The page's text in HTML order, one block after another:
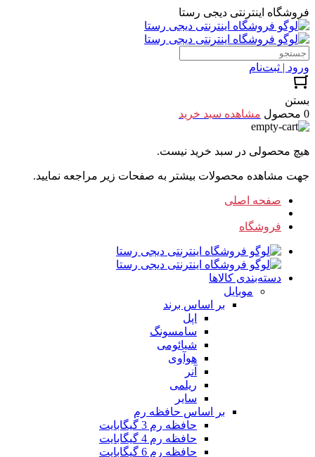
فروشگاه اینترنتی دیجی رستا
ورود | ثبت‌نام
بستن
0 محصول
مشاهده سبد خرید
هیچ محصولی در سبد خرید نیست.
جهت مشاهده محصولات بیشتر به صفحات زیر مراجعه نمایید.
صفحه اصلی
فروشگاه
دسته‌بندی کالاها
موبایل
بر اساس برند
اپل
سامسونگ
شیائومی
هوآوی
آنر
ریلمی
سایر
بر اساس حافظه رم
حافظه رم 3 گیگابایت
حافظه رم 4 گیگابایت
حافظه رم 6 گیگابایت